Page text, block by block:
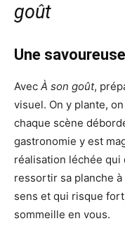
goût
Une
Avec À son goût,
visuel. On y plante,
chaque scène
gastronomie y est
réalisation léchée
ressortir sa planche
sens et qui risque
sommeille en vous.